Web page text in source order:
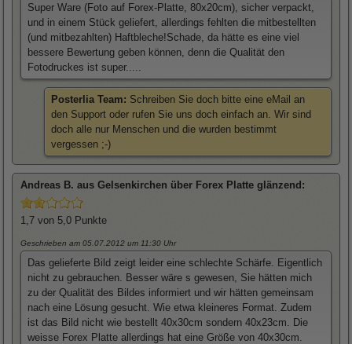
Super Ware (Foto auf Forex-Platte, 80x20cm), sicher verpackt,
und in einem Stück geliefert, allerdings fehlten die mitbestellten
(und mitbezahlten) Haftbleche!Schade, da hätte es eine viel
bessere Bewertung geben können, denn die Qualität den
Fotodruckes ist super.....
Posterlia Team: Schreiben Sie doch bitte eine eMail an
den Support oder rufen Sie uns doch einfach an. Wir sind
doch alle nur Menschen und die wurden bestimmt
vergessen ;-)
Andreas B. aus Gelsenkirchen über Forex Platte glänzend :
1,7 von 5,0 Punkte
Geschrieben am 05.07.2012 um 11:30 Uhr
Das gelieferte Bild zeigt leider eine schlechte Schärfe. Eigentlich
nicht zu gebrauchen. Besser wäre s gewesen, Sie hätten mich
zu der Qualität des Bildes informiert und wir hätten gemeinsam
nach eine Lösung gesucht. Wie etwa kleineres Format. Zudem
ist das Bild nicht wie bestellt 40x30cm sondern 40x23cm. Die
weisse Forex Platte allerdings hat eine Größe von 40x30cm.